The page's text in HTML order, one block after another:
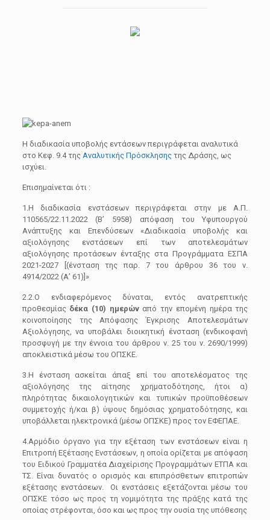
Η διαδικασία υποβολής εντάσεων περιγράφεται αναλυτικά
στο Κεφ. 9.4 της Αναλυτικής Πρόσκλησηςτης Δράσης, ως
ισχύει.
Επισημαίνεται ότι :
1.Η διαδικασία ενστάσεων περιγράφεται στην με Α.Π.
110565/22.11.2022 (Β’ 5958) απόφαση του Υφυπουργού
Ανάπτυξης και Επενδύσεων «Διαδικασία υποβολής και
αξιολόγησης ενστάσεων επί των αποτελεσμάτων
αξιολόγησης προτάσεων ένταξης στα Προγράμματα ΕΣΠΑ
2021-2027 [(ένσταση της παρ. 7 του άρθρου 36 του ν.
4914/2022 (Α’ 61)]»
2.2.Ο ενδιαφερόμενος δύναται, εντός ανατρεπτικής
προθεσμίας δέκα (10) ημερώναπό την επομένη ημέρα της
κοινοποίησης της Απόφασης Έγκρισης Αποτελεσμάτων
Αξιολόγησης, να υποβάλει διοικητική ένσταση (ενδικοφανή
προσφυγή με την έννοια του άρθρου ν. 25 του ν. 2690/1999)
αποκλειστικά μέσω του ΟΠΣΚΕ.
3.Η ένσταση ασκείται άπαξ επί του αποτελέσματος της
αξιολόγησης της αίτησης χρηματοδότησης, ήτοι α)
πληρότητας δικαιολογητικών και τυπικών προϋποθέσεων
συμμετοχής ή/και β) ύψους δημόσιας χρηματοδότησης, και
υποβάλλεται ηλεκτρονικά (μέσω ΟΠΣΚΕ) προς τον ΕΦΕΠΑΕ.
4.Αρμόδιο όργανο για την εξέταση των ενστάσεων είναι η
Επιτροπή Εξέτασης Ενστάσεων, η οποία ορίζεται με απόφαση
του Ειδικού Γραμματέα Διαχείρισης Προγραμμάτων ΕΤΠΑ και
ΤΣ. Είναι δυνατός ο ορισμός και επιπρόσθετων επιτροπών
εξέτασης ενστάσεων. Οι ενστάσεις εξετάζονται μέσω του
OΠΣΚΕ τόσο ως προς τη νομιμότητα της πράξης κατά της
οποίας στρέφονται, όσο και ως προς την ουσία της υπόθεσης